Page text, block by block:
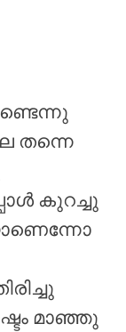
തന്നെ
കുറച്ചു
മാഞ്ഞു